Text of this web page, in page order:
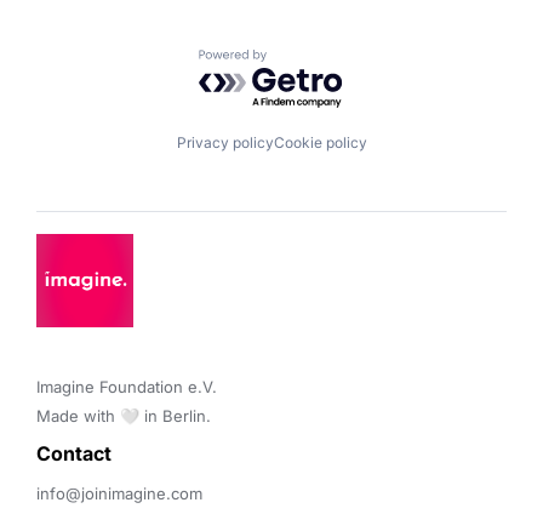
Powered by Getro.com
Privacy policyCookie policy
Imagine Foundation e.V.
Made with 🤍 in Berlin.
Contact
info@joinimagine.com